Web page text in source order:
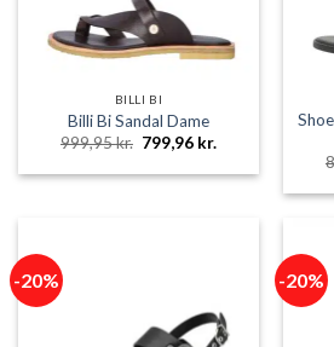
BILLI BI
Billi Bi Sandal Dame
999,95kr. Den
oprindelige
pris
799,96 kr.
pris
799,96 kr..
-20% -20%